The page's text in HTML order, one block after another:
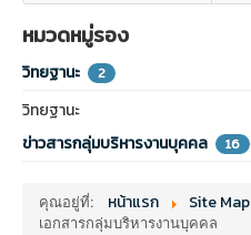
หมวดหมู่รอง
วิทยฐานะ 2
วิทยฐานะ
ข่าวสารกลุ่มบริหารงานบุคคล
16
คุณอยู่ที่: หน้าแรก Site Map
เอกสารกลุ่มบริหารงานบุคคล